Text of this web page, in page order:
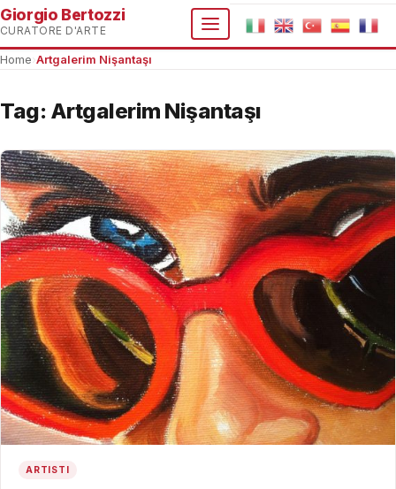
Giorgio Bertozzi
CURATORE D'ARTE
Home Artgalerim Nişantaşı
Tag: Artgalerim Nişantaşı
ARTISTI